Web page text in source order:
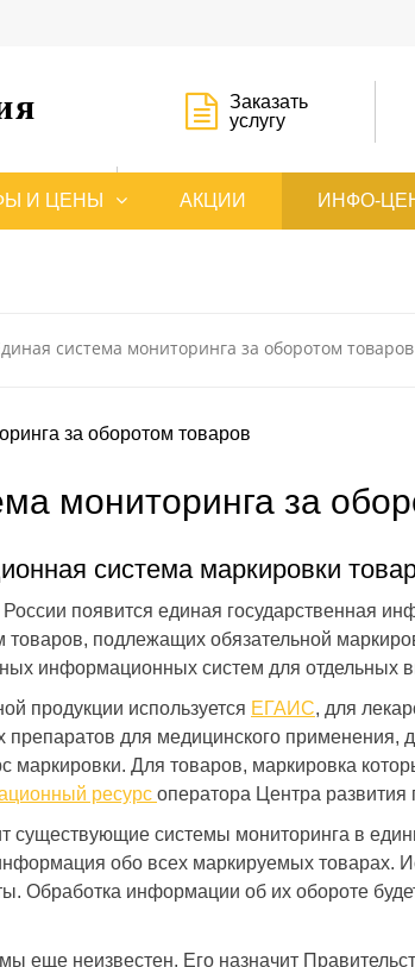
Заказать
услугу
И ЦЕНЫ АКЦИИ ИНФО-
Рафаэль
25.07.2018
Перешел полностью на ведение
бухгалтерского обслуживания. Все отчеты
сдаются вовремя. Хорошие тарифные
планы.
на
система мониторинга за оборотом товаров
мониторинга за
система маркировки
появится единая государственная
товаров, подлежащих обязательной
информационных систем для отдельных
продукции используется ЕГАИС, для
препаратов для медицинского применения,
маркировки. Для товаров, маркировка
ресурс оператора Центра развития
существующие системы мониторинга в
обо всех маркируемых товарах.
Обработка информации об их обороте
еще неизвестен. Его назначит